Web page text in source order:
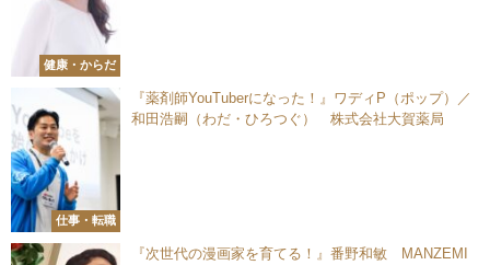
健康・からだ
仕事・転職
『薬剤師YouTuberになった！』ワディP（ポップ）／
和田浩嗣（わだ・ひろつぐ） 株式会社大賀薬局
『次世代の漫画家を育てる！』番野和敏 MANZEMI